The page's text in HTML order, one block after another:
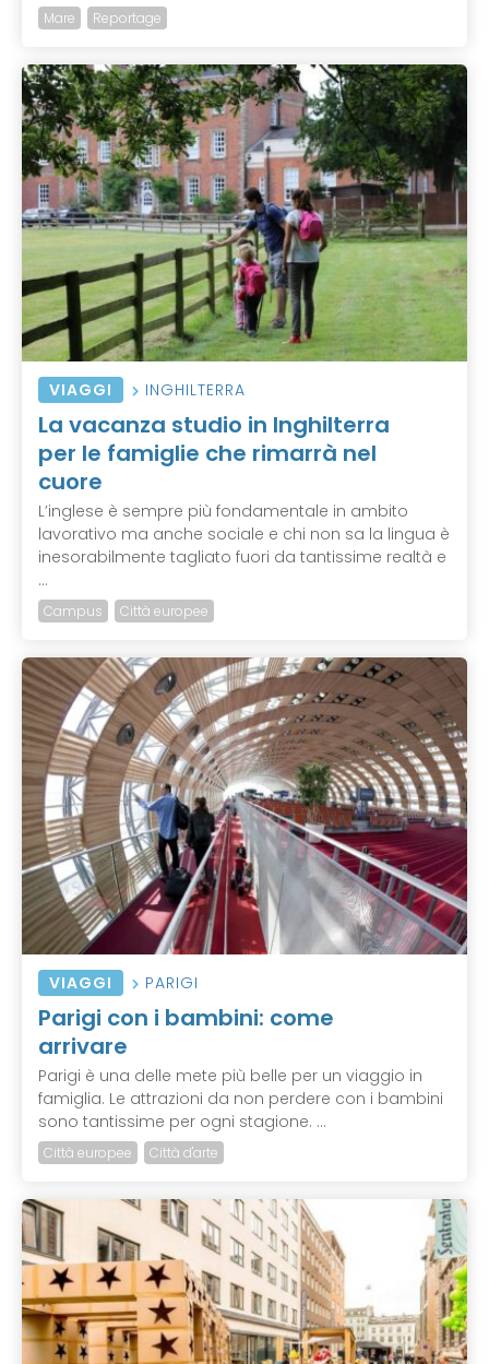
Mare Reportage
VIAGGI INGHILTERRA
La vacanza studio in Inghilterra
per le famiglie che rimarrà nel
cuore
L’inglese è sempre più fondamentale in ambito
lavorativo ma anche sociale e chi non sa la lingua è
inesorabilmente tagliato fuori da tantissime realtà e
...
Campus Città europee
VIAGGI PARIGI
Parigi con i bambini: come
arrivare
Parigi è una delle mete più belle per un viaggio in
famiglia. Le attrazioni da non perdere con i bambini
sono tantissime per ogni stagione. ...
Città europee Città d'arte